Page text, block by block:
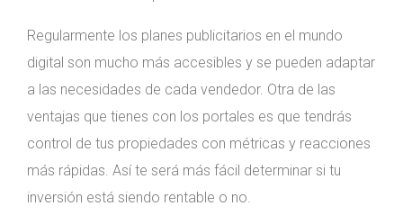
Regularmente los planes publicitarios en el mundo
digital son mucho más accesibles y se pueden adaptar
a las necesidades de cada vendedor. Otra de las
ventajas que tienes con los portales es que tendrás
control de tus propiedades con métricas y reacciones
más rápidas. Así te será más fácil determinar si tu
inversión está siendo rentable o no.